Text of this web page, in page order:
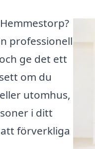
professionell
ge det ett
om du
utomhus,
i ditt
förverkliga